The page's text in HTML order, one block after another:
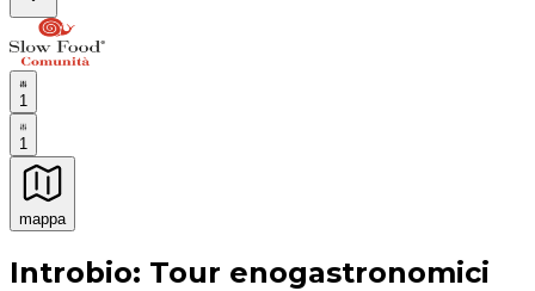
1
1
mappa
Esperienze culinarie indimenticabili: Esperienze
Introbio: Tour enogastronomici